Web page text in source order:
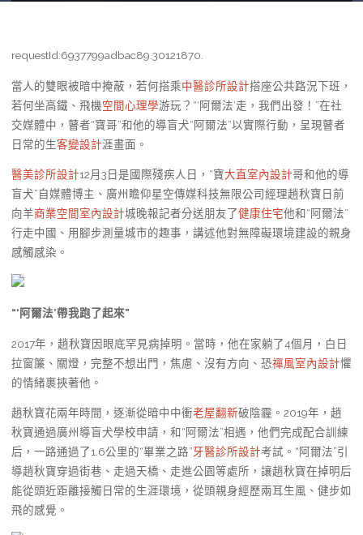
requestId:6937799adbac89.30121870.
當人的雙眼被暗中掩蔽，若何搭乘中醫診所設計搭座公共路況下班，
若何坐高鐵、飛機空間心理學游玩？“‘阿爾法’走，我們出發！”在社
交媒體中，瞽者“寶哥”和他的導盲犬“阿爾法”以實際行動，呈現瞽者
日常的生客變設計涯畫面。
醫美診所設計12月3日是國際殘疾人日，“寶大直室內設計哥和他的導
盲犬”自媒體博主、廣州瞻仰星空傳媒科技無限公司經理趙秋寶日前
向羊商業空間室內設計城晚報記者分送朋友了健康住宅他和“阿爾法”
行走中國、用腳步測量城市的趣事，講述他對無障礙環境建設的親身
感觸感染。
“‘阿爾法’帶我跑了起來”
2017年，趙秋寶因眼底罕見病掉明。當時，他在家躺了4個月，白日
拉窗簾、關燈，完整不想出門，焦慮、沒有方向、恐禪風室內設計懼
的情緒裹挾著他。
趙秋寶花兩年時間，逐漸從暗中中衝老屋翻新破陰霾。2019年，趙
秋寶通過廣州導盲犬學校申請，和“阿爾法”相遇，他們完成配合訓練
后，一路通過了1.6公里的“畢業之路”牙醫診所設計考試。“阿爾法”引
導趙秋寶穿過街巷、走過天橋、走進公園等處所，讓趙秋寶在掉明后
能從頭近距離接觸日常的生涯環境，從頭親身經歷兩耳生風、健步如
飛的感覺。